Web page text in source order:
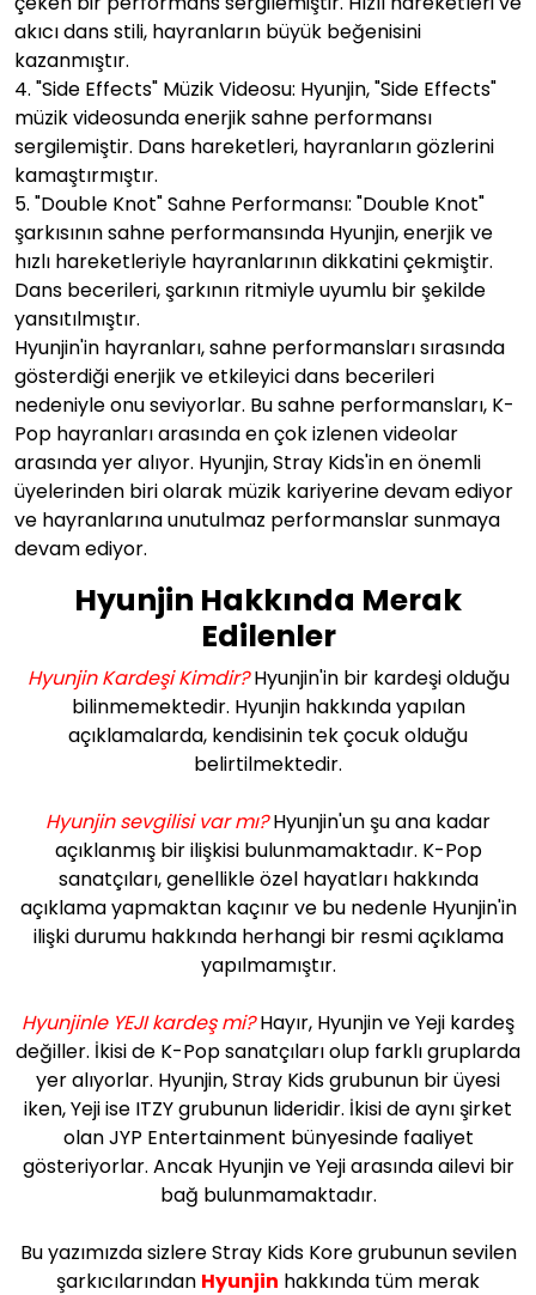
akıcı dans stili, hayranların büyük beğenisini
kazanmıştır.
4. "Side Effects" Müzik Videosu: Hyunjin, "Side Effects"
müzik videosunda enerjik sahne performansı
sergilemiştir. Dans hareketleri, hayranların gözlerini
kamaştırmıştır.
5. "Double Knot" Sahne Performansı: "Double Knot"
şarkısının sahne performansında Hyunjin, enerjik ve
hızlı hareketleriyle hayranlarının dikkatini çekmiştir.
Dans becerileri, şarkının ritmiyle uyumlu bir şekilde
yansıtılmıştır.
Hyunjin'in hayranları, sahne performansları sırasında
gösterdiği enerjik ve etkileyici dans becerileri
nedeniyle onu seviyorlar. Bu sahne performansları, K-
Pop hayranları arasında en çok izlenen videolar
arasında yer alıyor. Hyunjin, Stray Kids'in en önemli
üyelerinden biri olarak müzik kariyerine devam ediyor
ve hayranlarına unutulmaz performanslar sunmaya
devam ediyor.
Hyunjin Hakkında Merak
Edilenler
Hyunjin Kardeşi Kimdir?Hyunjin'in bir kardeşi olduğu
bilinmemektedir. Hyunjin hakkında yapılan
açıklamalarda, kendisinin tek çocuk olduğu
belirtilmektedir.
Hyunjin sevgilisi var mı?Hyunjin'un şu ana kadar
açıklanmış bir ilişkisi bulunmamaktadır. K-Pop
sanatçıları, genellikle özel hayatları hakkında
açıklama yapmaktan kaçınır ve bu nedenle Hyunjin'in
ilişki durumu hakkında herhangi bir resmi açıklama
yapılmamıştır.
Hyunjinle YEJI kardeş mi?Hayır, Hyunjin ve Yeji kardeş
değiller. İkisi de K-Pop sanatçıları olup farklı gruplarda
yer alıyorlar. Hyunjin, Stray Kids grubunun bir üyesi
iken, Yeji ise ITZY grubunun lideridir. İkisi de aynı şirket
olan JYP Entertainment bünyesinde faaliyet
gösteriyorlar. Ancak Hyunjin ve Yeji arasında ailevi bir
bağ bulunmamaktadır.
Bu yazımızda sizlere Stray Kids Kore grubunun sevilen
şarkıcılarından Hyunjin hakkında tüm merak